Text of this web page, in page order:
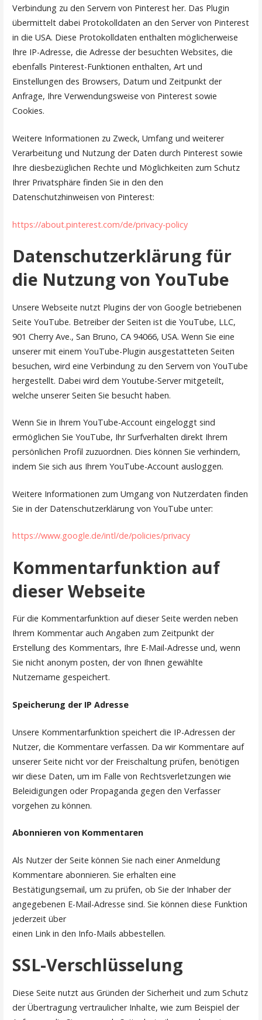
Verbindung zu den Servern von Pinterest her. Das Plugin
übermittelt dabei Protokolldaten an den Server von Pinterest
in die USA. Diese Protokolldaten enthalten möglicherweise
Ihre IP-Adresse, die Adresse der besuchten Websites, die
ebenfalls Pinterest-Funktionen enthalten, Art und
Einstellungen des Browsers, Datum und Zeitpunkt der
Anfrage, Ihre Verwendungsweise von Pinterest sowie
Cookies.
Weitere Informationen zu Zweck, Umfang und weiterer
Verarbeitung und Nutzung der Daten durch Pinterest sowie
Ihre diesbezüglichen Rechte und Möglichkeiten zum Schutz
Ihrer Privatsphäre finden Sie in den den
Datenschutzhinweisen von Pinterest:
https://about.pinterest.com/de/privacy-policy
Datenschutzerklärung für
die Nutzung von YouTube
Unsere Webseite nutzt Plugins der von Google betriebenen
Seite YouTube. Betreiber der Seiten ist die YouTube, LLC,
901 Cherry Ave., San Bruno, CA 94066, USA. Wenn Sie eine
unserer mit einem YouTube-Plugin ausgestatteten Seiten
besuchen, wird eine Verbindung zu den Servern von YouTube
hergestellt. Dabei wird dem Youtube-Server mitgeteilt,
welche unserer Seiten Sie besucht haben.
Wenn Sie in Ihrem YouTube-Account eingeloggt sind
ermöglichen Sie YouTube, Ihr Surfverhalten direkt Ihrem
persönlichen Profil zuzuordnen. Dies können Sie verhindern,
indem Sie sich aus Ihrem YouTube-Account ausloggen.
Weitere Informationen zum Umgang von Nutzerdaten finden
Sie in der Datenschutzerklärung von YouTube unter:
https://www.google.de/intl/de/policies/privacy
Kommentarfunktion auf
dieser Webseite
Für die Kommentarfunktion auf dieser Seite werden neben
Ihrem Kommentar auch Angaben zum Zeitpunkt der
Erstellung des Kommentars, Ihre E-Mail-Adresse und, wenn
Sie nicht anonym posten, der von Ihnen gewählte
Nutzername gespeichert.
Speicherung der IP Adresse
Unsere Kommentarfunktion speichert die IP-Adressen der
Nutzer, die Kommentare verfassen. Da wir Kommentare auf
unserer Seite nicht vor der Freischaltung prüfen, benötigen
wir diese Daten, um im Falle von Rechtsverletzungen wie
Beleidigungen oder Propaganda gegen den Verfasser
vorgehen zu können.
Abonnieren von Kommentaren
Als Nutzer der Seite können Sie nach einer Anmeldung
Kommentare abonnieren. Sie erhalten eine
Bestätigungsemail, um zu prüfen, ob Sie der Inhaber der
angegebenen E-Mail-Adresse sind. Sie können diese Funktion
jederzeit über
einen Link in den Info-Mails abbestellen.
SSL-Verschlüsselung
Diese Seite nutzt aus Gründen der Sicherheit und zum Schutz
der Übertragung vertraulicher Inhalte, wie zum Beispiel der